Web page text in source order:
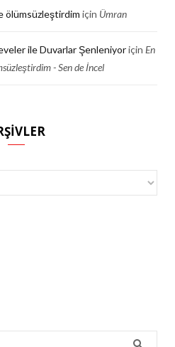
ölümsüzleştirdim için Ümran
ile Duvarlar Şenleniyoriçin En
- Sen de İncel